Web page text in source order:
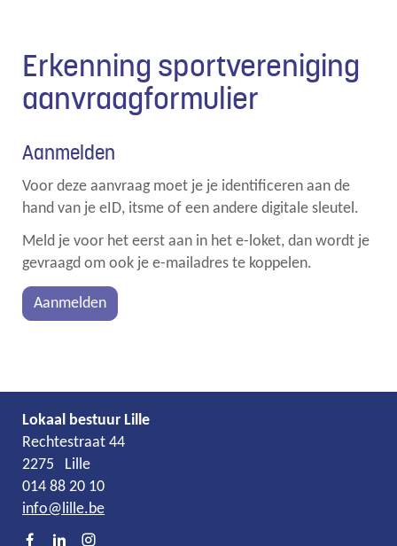
Erkenning sportvereniging
aanvraagformulier
Aanmelden
Voor deze aanvraag moet je je identificeren aan de
hand van je eID, itsme of een andere digitale sleutel.
Meld je voor het eerst aan in het e-loket, dan wordt je
gevraagd om ook je e-mailadres te koppelen.
Aanmelden
Lokaal bestuur Lille
Adres
Rechtestraat 44
2275
Lille
Tel.
014 88 20 10
E-
mail
info@lille.be